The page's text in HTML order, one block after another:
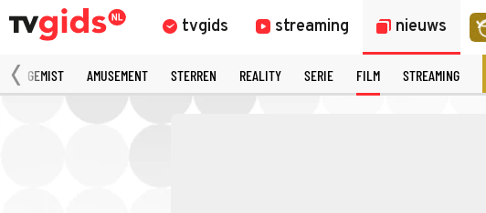
tvgids streaming nieuws
GEMIST AMUSEMENT STERREN REALITY SERIE FILM STREAMING